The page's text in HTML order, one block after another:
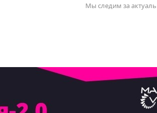
Мы следим за